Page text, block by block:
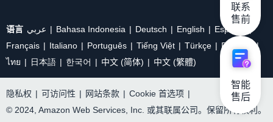
语言 عربي Bahasa Indonesia Deutsch English
Español
Français
Italiano Português Tiếng Việt Türkçe
Ρусский
ไทย
日本語 한국어 中文 (简体) 中文 (繁體)
隐私权 | 可访问性 | 网站条款 | Cookie 首选项 |
© 2024, Amazon Web Services, Inc. 或其联属公司。保留所有权利。
联系
售前
智能
售后